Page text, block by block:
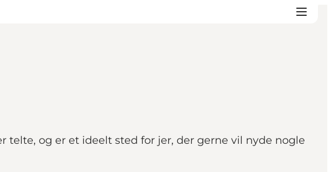
og er et ideelt sted for jer, der gerne vil nyde nogle